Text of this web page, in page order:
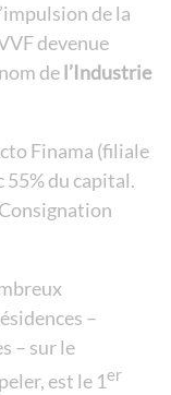
de la
devenue
del’Industrie
Finama (filiale
55% du capital.
–
– sur le
est le 1er